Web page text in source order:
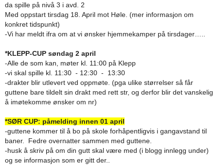
da spille på nivå 3 i avd. 2
Med oppstart tirsdag 18. April mot Høle. (mer informasjon om
konkret tidspunkt)
-Vi har meldt ifra om at vi ønsker hjemmekamper på tirsdager…..
*KLEPP-CUP søndag 2 april
-Alle de som kan, møter kl. 11:00 på Klepp
-vi skal spille kl. 11:30 - 12:30 - 13:30
-drakter blir utlevert ved oppmøte. (pga ulike størrelser så får
guttene bare tildelt sin drakt med rett str, og derfor blir det vanskelig
å imøtekomme ønsker om nr)
*SØR CUP: påmelding innen 01 april
-guttene kommer til å bo på skole forhåpentligvis i gangavstand til
baner. Fedre overnatter sammen med guttene.
-husk å skriv på om din gutt skal være med (i blogg innlegg under)
og se informasjon som er gitt der..